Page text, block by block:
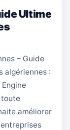
Ultime
– Guide
algériennes :
toute
améliorer